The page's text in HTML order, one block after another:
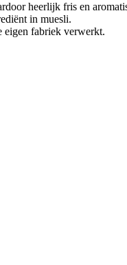
heerlijk fris en
in muesli.
eigen fabriek verwerkt.